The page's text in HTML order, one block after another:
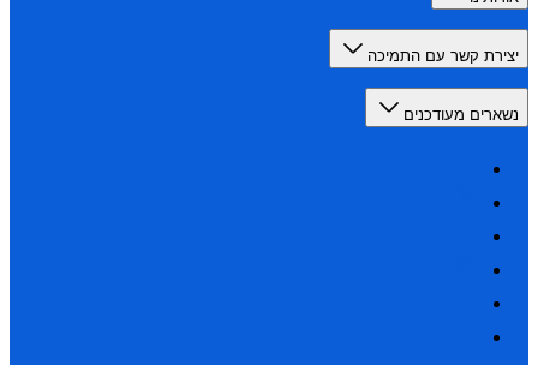
קשר עם התמיכה
מעודכנים